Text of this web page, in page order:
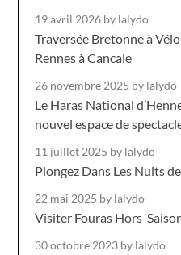
19 avril 2026 by lalydo
Traversée Bretonne à
Rennes à Cancale
26 novembre 2025 by lalydo
Le Haras National
nouvel espace de
11 juillet 2025 by lalydo
Plongez Dans Les Nuits
22 mai 2025 by lalydo
Visiter Fouras Hors-
30 octobre 2023 by lalydo